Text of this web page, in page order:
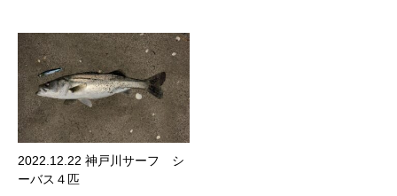
2022.12.22 神戸川サーフ シ
ーバス４匹